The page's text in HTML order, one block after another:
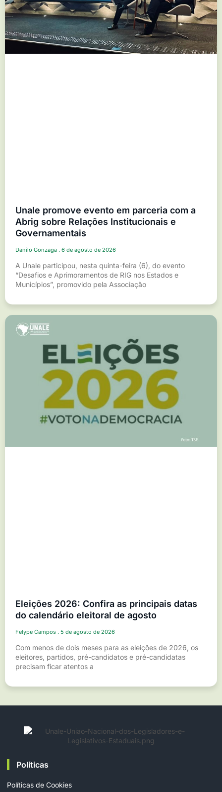
Unale promove evento em parceria com a
Abrig sobre Relações Institucionais e
Governamentais
Danilo Gonzaga 6 de agosto de 2026
A Unale participou, nesta quinta-feira (6), do evento
“Desafios e Aprimoramentos de RIG nos Estados e
Municípios”, promovido pela Associação
Eleições 2026: Confira as principais datas
do calendário eleitoral de agosto
Felype Campos 5 de agosto de 2026
Com menos de dois meses para as eleições de 2026, os
eleitores, partidos, pré-candidatos e pré-candidatas
precisam ficar atentos a
Políticas
Políticas de Cookies